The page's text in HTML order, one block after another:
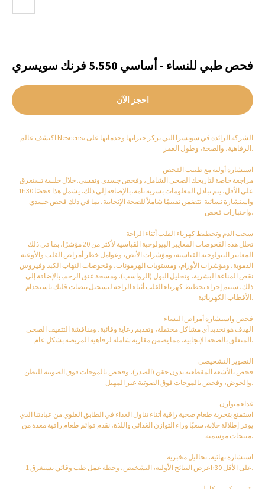
فحص طبي للنساء - أساسي 5.550 فرنك سويسري
احجز الآن
اكتشف عالم Nescens، الشركة الرائدة في سويسرا التي تركز خبراتها وخدماتها على
الرفاهية، والصحة، وطول العمر.
استشارة أولية مع طبيب الفحص
مراجعة خاصة لتاريخك الصحي الشامل، وفحص جسدي ونفسي. خلال جلسة تستغرق
1h30 على الأقل، يتم تبادل المعلومات بسرية تامة. بالإضافة إلى ذلك، يشمل هذا فحصًا
واستشارة نسائية. تتضمن تقييمًا شاملاً للصحة الإنجابية، بما في ذلك فحص جسدي
واختبارات فحص.
سحب الدم وتخطيط كهرباء القلب أثناء الراحة
تحلل هذه الفحوصات المعايير البيولوجية القياسية لأكثر من 20 مؤشرًا، بما في ذلك
المعايير البيولوجية القياسية، ومؤشرات الأيض، وعوامل خطر أمراض القلب والأوعية
الدموية، ومؤشرات الأورام، ومستويات الهرمونات، وفحوصات التهاب الكبد وفيروس
نقص المناعة البشرية، وتحليل البول (الرواسب)، ومسحة عنق الرحم. بالإضافة إلى
ذلك، سيتم إجراء تخطيط كهرباء القلب أثناء الراحة لتسجيل نبضات قلبك باستخدام
الأقطاب الكهربائية.
فحص واستشارة أمراض النساء
الهدف هو تحديد أي مشاكل محتملة، وتقديم رعاية وقائية، ومناقشة التثقيف الصحي
المتعلق بالصحة الإنجابية، مما يضمن مقاربة شاملة لرفاهية المريضة بشكل عام.
التصوير التشخيصي
فحص بالأشعة المقطعية بدون حقن (الصدر)، وفحص بالموجات فوق الصوتية للبطن
والحوض، وفحص بالموجات فوق الصوتية عبر المهبل.
غداء متوازن
استمتع بتجربة طعام صحية راقية أثناء تناول الغداء في الطابق العلوي من عيادتنا الذي
يوفر إطلالة خلابة. سعيًا وراء التوازن الغذائي واللذة، نقدم قوائم طعام راقية معدة من
منتجات موسمية.
استشارة نهائية، تحاليل مخبرية
عرض النتائج الأولية، التشخيص، وخطة عمل طب وقائي تستغرق 1h30 على الأقل.